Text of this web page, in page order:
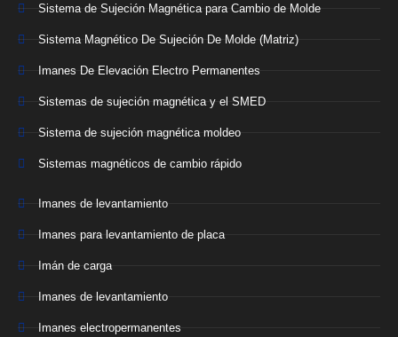
Sistema de Sujeción Magnética para Cambio de Molde
Sistema Magnético De Sujeción De Molde (Matriz)
Imanes De Elevación Electro Permanentes
Sistemas de sujeción magnética y el SMED
Sistema de sujeción magnética moldeo
Sistemas magnéticos de cambio rápido
Imanes de levantamiento
Imanes para levantamiento de placa
Imán de carga
Imanes de levantamiento
Imanes electropermanentes